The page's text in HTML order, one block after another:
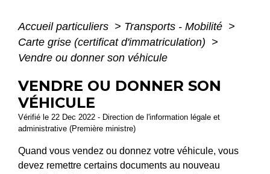
Accueil particuliers > Transports - Mobilité >
Carte grise (certificat d'immatriculation) >
Vendre ou donner son véhicule
VENDRE OU DONNER SON
VÉHICULE
Vérifié le 22 Dec 2022 - Direction de l'information légale et
administrative (Première ministre)
Quand vous vendez ou donnez votre véhicule, vous
devez remettre certains documents au nouveau